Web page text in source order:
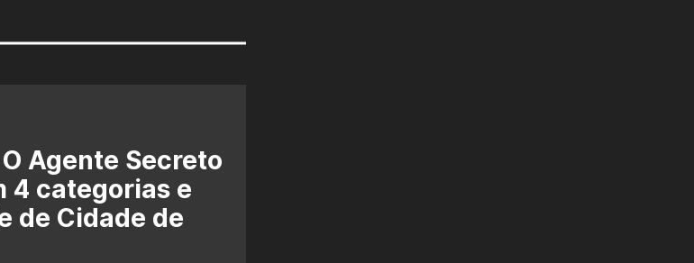
Agente Secreto
4 categorias e
de Cidade de